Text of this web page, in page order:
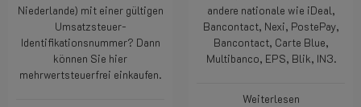
Niederlande) mit einer gültigen
Umsatzsteuer-
Identifikationsnummer? Dann
können Sie hier
mehrwertsteuerfrei einkaufen.
andere nationale wie iDeal,
Bancontact, Nexi, PostePay,
Bancontact, Carte Blue,
Multibanco, EPS, Blik, IN3.
Weiterlesen